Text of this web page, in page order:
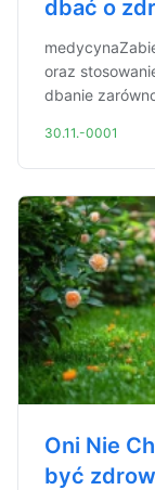
dbać o
oraz
dbanie
30.11.-0001
Oni Nie
być